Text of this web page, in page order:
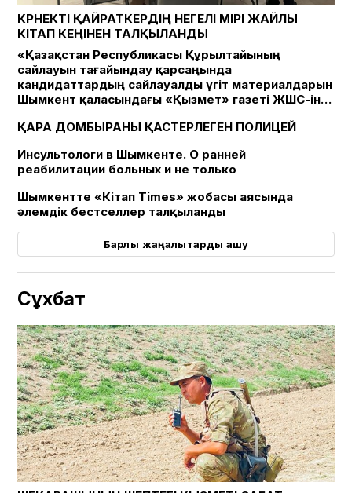
КӨРНЕКТІ ҚАЙРАТКЕРДІҢ ӨНЕГЕЛІ ӨМІРІ ЖАЙЛЫ
КІТАП КЕҢІНЕН ТАЛҚЫЛАНДЫ
«Қазақстан Республикасы Құрылтайының
сайлауын тағайындау қарсаңында
кандидаттардың сайлауалды үгіт материалдарын
Шымкент қаласындағы «Қызмет» газеті ЖШС-іне
gazeti.kz сайтында жариялаудың ПРАЙС-
ҚАРА ДОМБЫРАНЫ ҚАСТЕРЛЕГЕН ПОЛИЦЕЙ
Инсультологи в Шымкенте. О ранней
реабилитации больных и не только
Шымкентте «Кітап Times» жобасы аясында
әлемдік бестселлер талқыланды
Барлық жаңалықтарды ашу
Сұхбат